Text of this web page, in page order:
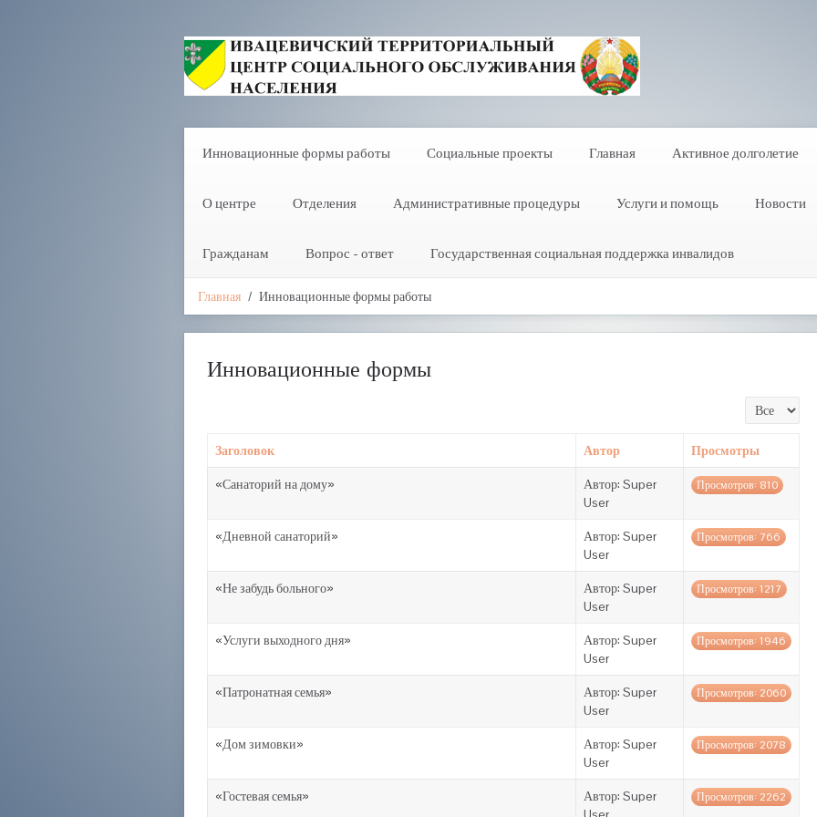
Инновационные формы работы Социальные проекты Главная Активное долголетие
О центре Отделения Административные процедуры Услуги и помощь Новости
Гражданам Вопрос - ответ Государственная социальная поддержка инвалидов
Главная Инновационные формы работы
Инновационные формы
Кол-во строк:
Заголовок Автор Просмотры
«Санаторий на дому»
Автор: Super
User
Просмотров: 810
«Дневной санаторий»
Автор: Super
User
Просмотров: 766
«Не забудь больного»
Автор: Super
User
Просмотров: 1217
«Услуги выходного дня»
Автор: Super
User
Просмотров: 1946
«Патронатная семья»
Автор: Super
User
Просмотров: 2060
«Дом зимовки»
Автор: Super
User
Просмотров: 2078
«Гостевая семья»
Автор: Super
Просмотров: 2262